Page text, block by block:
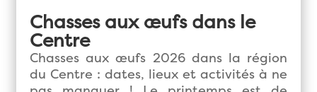
Chasses aux œufs dans le
Centre
Chasses aux œufs 2026 dans la région
du Centre : dates, lieux et activités à ne